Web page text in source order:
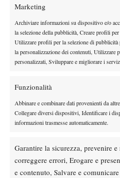
Marketing
Archiviare informazioni su dispositivo e/o
la selezione della pubblicità, Creare profili
Utilizzare profili per la selezione di pubblicità
la personalizzazione dei contenuti, Utilizzare
personalizzati, Sviluppare e migliorare i
Funzionalità
Abbinare e combinare dati provenienti da
Collegare diversi dispositivi, Identificare i
informazioni trasmesse automaticamente.
Garantire la sicurezza, prevenire
correggere errori, Erogare e
e contenuto, Salvare e
DI
Bolelli/